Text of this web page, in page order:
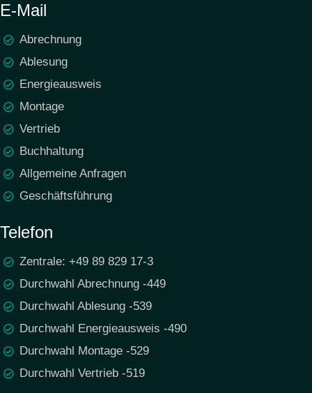
E-Mail
Abrechnung
Ablesung
Energieausweis
Montage
Vertrieb
Buchhaltung
Allgemeine Anfragen
Geschäftsführung
Telefon
Zentrale: +49 89 829 17-3
Durchwahl Abrechnung -449
Durchwahl Ablesung -539
Durchwahl Energieausweis -490
Durchwahl Montage -529
Durchwahl Vertrieb -519